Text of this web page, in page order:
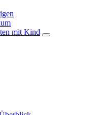
mit Kind